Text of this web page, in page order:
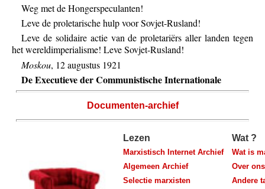
Weg met de Hongerspeculanten!
Leve de proletarische hulp voor Sovjet-Rusland!
Leve de solidaire actie van de proletariërs aller landen tegen
het wereldimperialisme! Leve Sovjet-Rusland!
Moskou, 12 augustus 1921
De Executieve der Communistische Internationale
Documenten-archief
Lezen
Marxistisch Internet Archief
Algemeen Archief
Selectie marxisten
Wat ?
Wat is
Over ons
Andere